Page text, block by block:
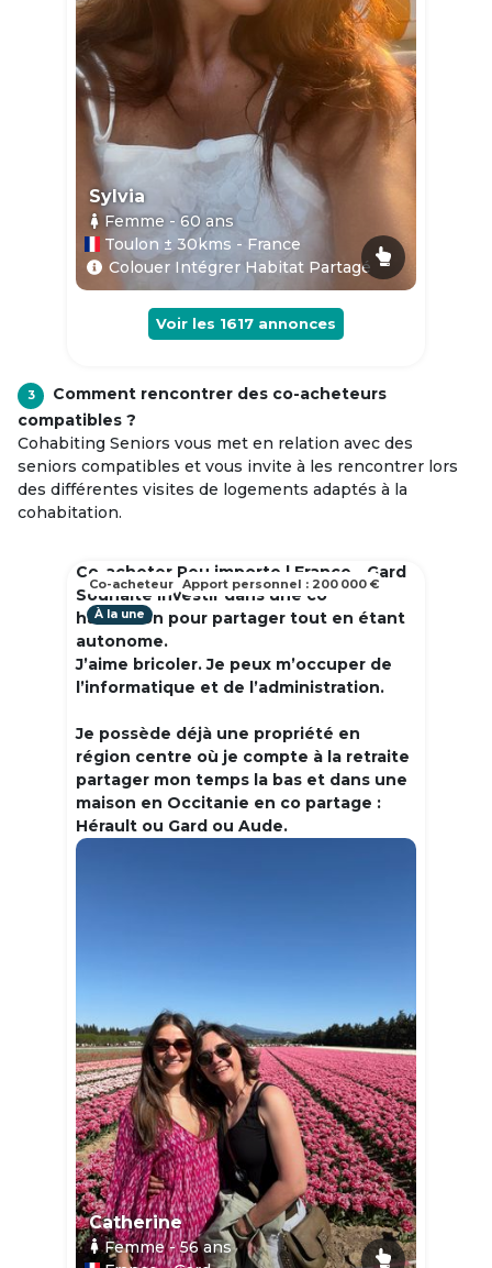
Sylvia
Femme - 60ans
Toulon ± 30kms - France
Colouer Intégrer Habitat Partagé
Voir les 1617 annonces
3
Comment rencontrer des co-acheteurs
compatibles ?
Cohabiting Seniors vous met en relation avec des
seniors compatibles et vous invite à les rencontrer lors
des différentes visites de logements adaptés à la
cohabitation.
Co-acheter Peu importe | France - Gard
Souhaite investir dans une co
habitation pour partager tout en étant
autonome.
J’aime bricoler. Je peux m’occuper de
l’informatique et de l’administration.
Je possède déjà une propriété en
région centre où je compte à la retraite
partager mon temps la bas et dans une
maison en Occitanie en co partage :
Hérault ou Gard ou Aude.
À la une
Catherine
Femme- 56ans
Co-acheteur Apport personnel : 200 000 €